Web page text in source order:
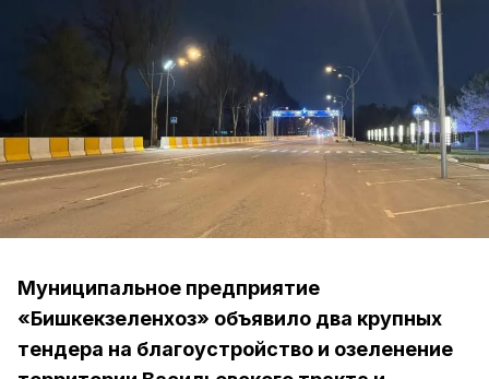
Муниципальное предприятие
«Бишкекзеленхоз» объявило два крупных
тендера на благоустройство и озеленение